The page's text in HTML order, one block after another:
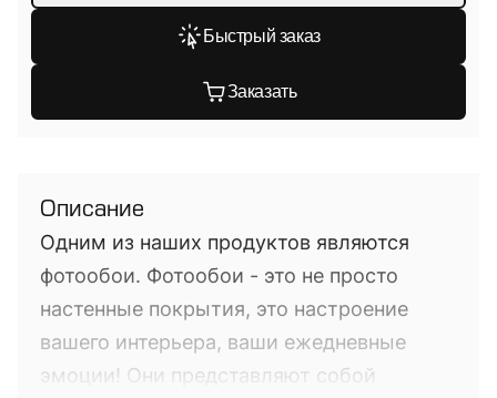
Быстрый заказ
Заказать
Описание
Одним из наших продуктов являются
фотообои. Фотообои - это не просто
настенные покрытия, это настроение
вашего интерьера, ваши ежедневные
эмоции! Они представляют собой